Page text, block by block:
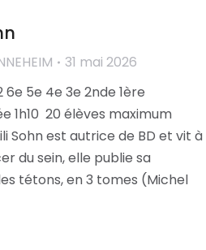
31 mai 2026
6e 5e 4e 3e 2nde 1ère
1h10 20 élèves maximum
Sohn est autrice de BD et vit à
du sein, elle publie sa
tétons, en 3 tomes (Michel